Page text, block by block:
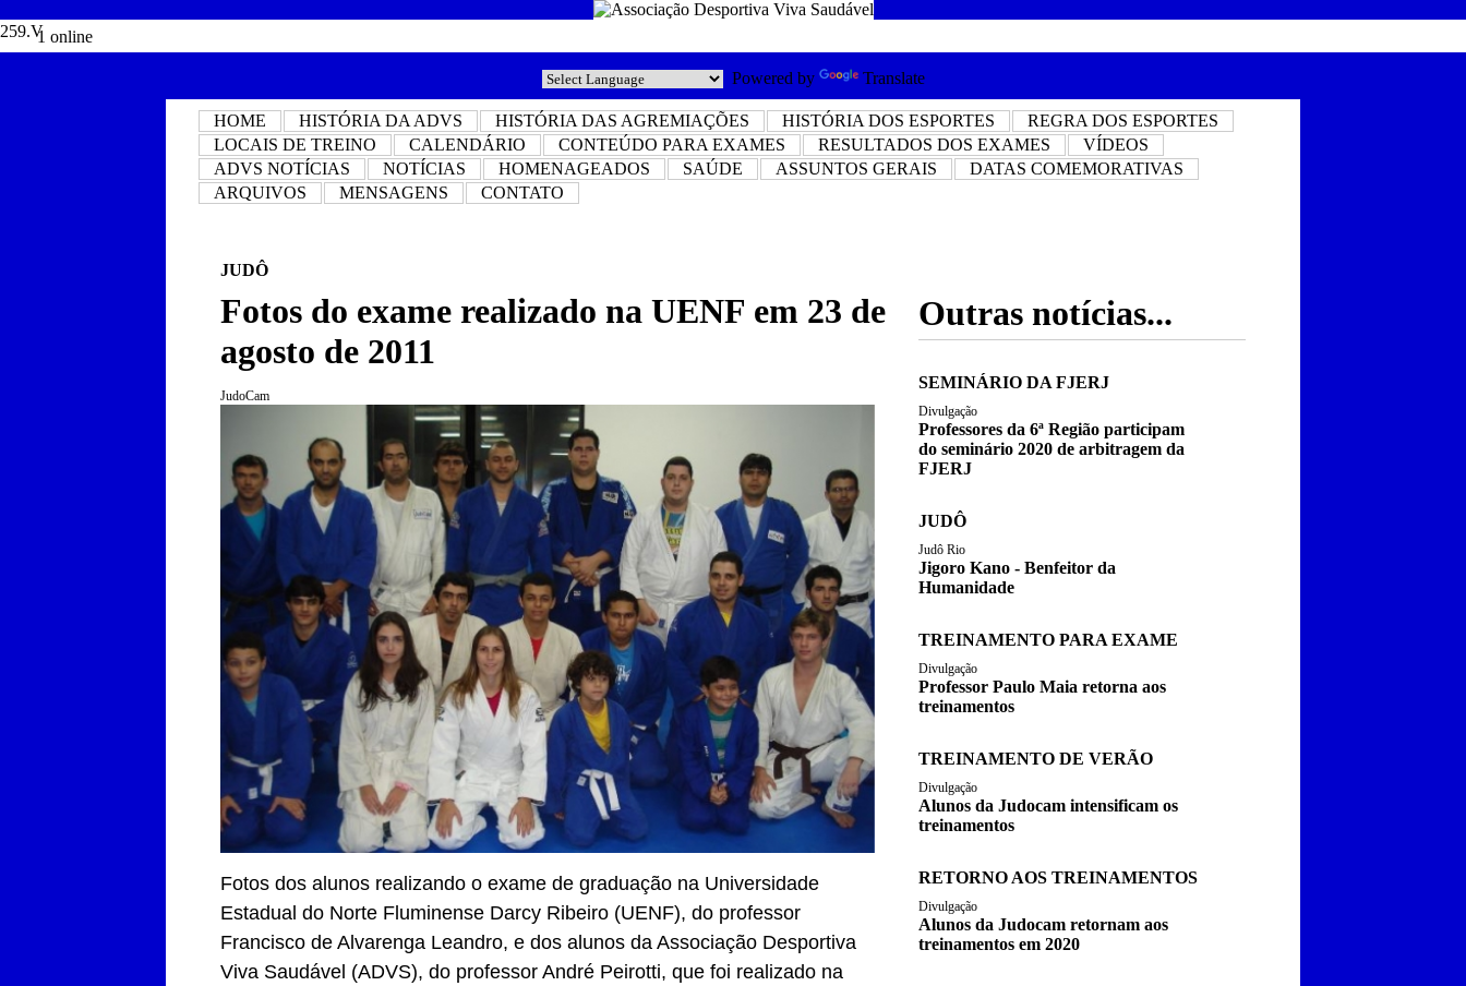
1 online
Powered by Translate
HOME HISTÓRIA DA ADVS HISTÓRIA DAS AGREMIAÇÕES HISTÓRIA DOS ESPORTES
REGRA DOS ESPORTES
LOCAIS DE TREINO
CALENDÁRIO CONTEÚDO PARA EXAMES RESULTADOS DOS EXAMES
VÍDEOS
ADVS NOTÍCIAS
NOTÍCIAS HOMENAGEADOS SAÚDE ASSUNTOS GERAIS
DATAS COMEMORATIVAS
ARQUIVOS
MENSAGENS CONTATO
JUDÔ
Fotos do exame realizado na UENF em 23 de
agosto de 2011
259.V
JudoCam
Fotos dos alunos realizando o exame de graduação na Universidade
Estadual do Norte Fluminense Darcy Ribeiro (UENF), do professor
Francisco de Alvarenga Leandro, e dos alunos da Associação Desportiva
Viva Saudável (ADVS), do professor André Peirotti, que foi realizado na
Outras notícias...
SEMINÁRIO DA FJERJ
Divulgação
Professores da 6ª Região participam
do seminário 2020 de arbitragem da
FJERJ
JUDÔ
Judô Rio
Jigoro Kano - Benfeitor da
Humanidade
TREINAMENTO PARA EXAME
Divulgação
Professor Paulo Maia retorna aos
treinamentos
TREINAMENTO DE VERÃO
Divulgação
Alunos da Judocam intensificam os
treinamentos
RETORNO AOS TREINAMENTOS
Divulgação
Alunos da Judocam retornam aos
treinamentos em 2020